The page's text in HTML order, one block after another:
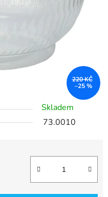
Skladem
73.0010
220 KČ
–25 %